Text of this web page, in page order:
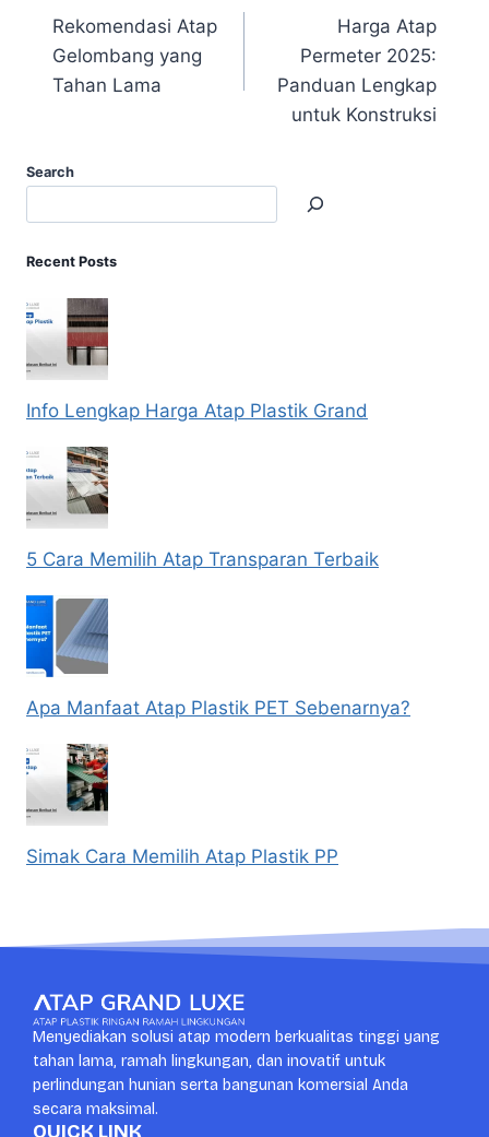
Rekomendasi Atap
Gelombang yang
Tahan Lama
Harga Atap
Permeter 2025:
Panduan Lengkap
untuk Konstruksi
Search
Recent Posts
Info Lengkap Harga Atap Plastik Grand
5 Cara Memilih Atap Transparan Terbaik
Apa Manfaat Atap Plastik PET Sebenarnya?
Simak Cara Memilih Atap Plastik PP
Menyediakan solusi atap modern berkualitas tinggi yang
tahan lama, ramah lingkungan, dan inovatif untuk
perlindungan hunian serta bangunan komersial Anda
secara maksimal.
QUICK LINK